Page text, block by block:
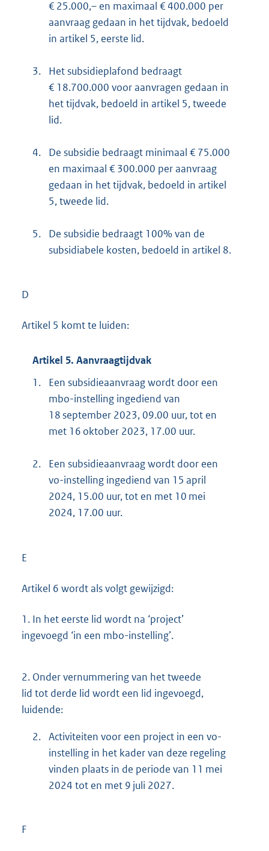
€ 25.000,– en maximaal € 400.000 per
aanvraag gedaan in het tijdvak, bedoeld
in artikel 5, eerste lid.
3.
Het subsidieplafond bedraagt
€ 18.700.000 voor aanvragen gedaan in
het tijdvak, bedoeld in artikel 5, tweede
lid.
4.
De subsidie bedraagt minimaal € 75.000
en maximaal € 300.000 per aanvraag
gedaan in het tijdvak, bedoeld in artikel
5, tweede lid.
5.
De subsidie bedraagt 100% van de
subsidiabele kosten, bedoeld in artikel 8.
D
Artikel 5 komt te luiden:
Artikel 5. Aanvraagtijdvak
1.
Een subsidieaanvraag wordt door een
mbo-instelling ingediend van
18 september 2023, 09.00 uur, tot en
met 16 oktober 2023, 17.00 uur.
2.
Een subsidieaanvraag wordt door een
vo-instelling ingediend van 15 april
2024, 15.00 uur, tot en met 10 mei
2024, 17.00 uur.
E
Artikel 6 wordt als volgt gewijzigd:
1. In het eerste lid wordt na ‘project’
ingevoegd ‘in een mbo-instelling’.
2. Onder vernummering van het tweede
lid tot derde lid wordt een lid ingevoegd,
luidende:
2. Activiteiten voor een project in een vo-
instelling in het kader van deze regeling
vinden plaats in de periode van 11 mei
2024 tot en met 9 juli 2027.
F